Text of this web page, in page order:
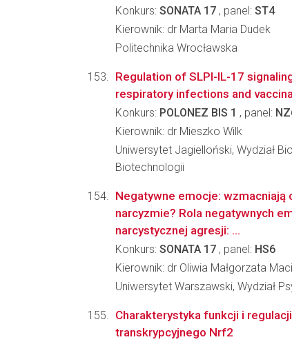
Konkurs: SONATA 17 , panel: ST4
Kierownik: dr Marta Maria Dudek
Politechnika Wrocławska
Regulation of SLPI-IL-17
respiratory infections and
Konkurs: POLONEZ BIS 1 , panel:
Kierownik: dr Mieszko Wilk
Uniwersytet Jagielloński, Wydział
Biotechnologii
Negatywne emocje: wzmacniają
narcyzmie? Rola negatywnych
narcystycznej agresji: ...
Konkurs: SONATA 17 , panel: HS6
Kierownik: dr Oliwia Małgorzata
Uniwersytet Warszawski, Wydział
Charakterystyka funkcji i
transkrypcyjnego Nrf2